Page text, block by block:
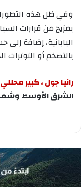
وفي ظل هذه
بمزيج من قرارات
اليابانية، إضافة
بالتضخم أو التوترات
رانيا جول ، كبير
الشرق الأوسط